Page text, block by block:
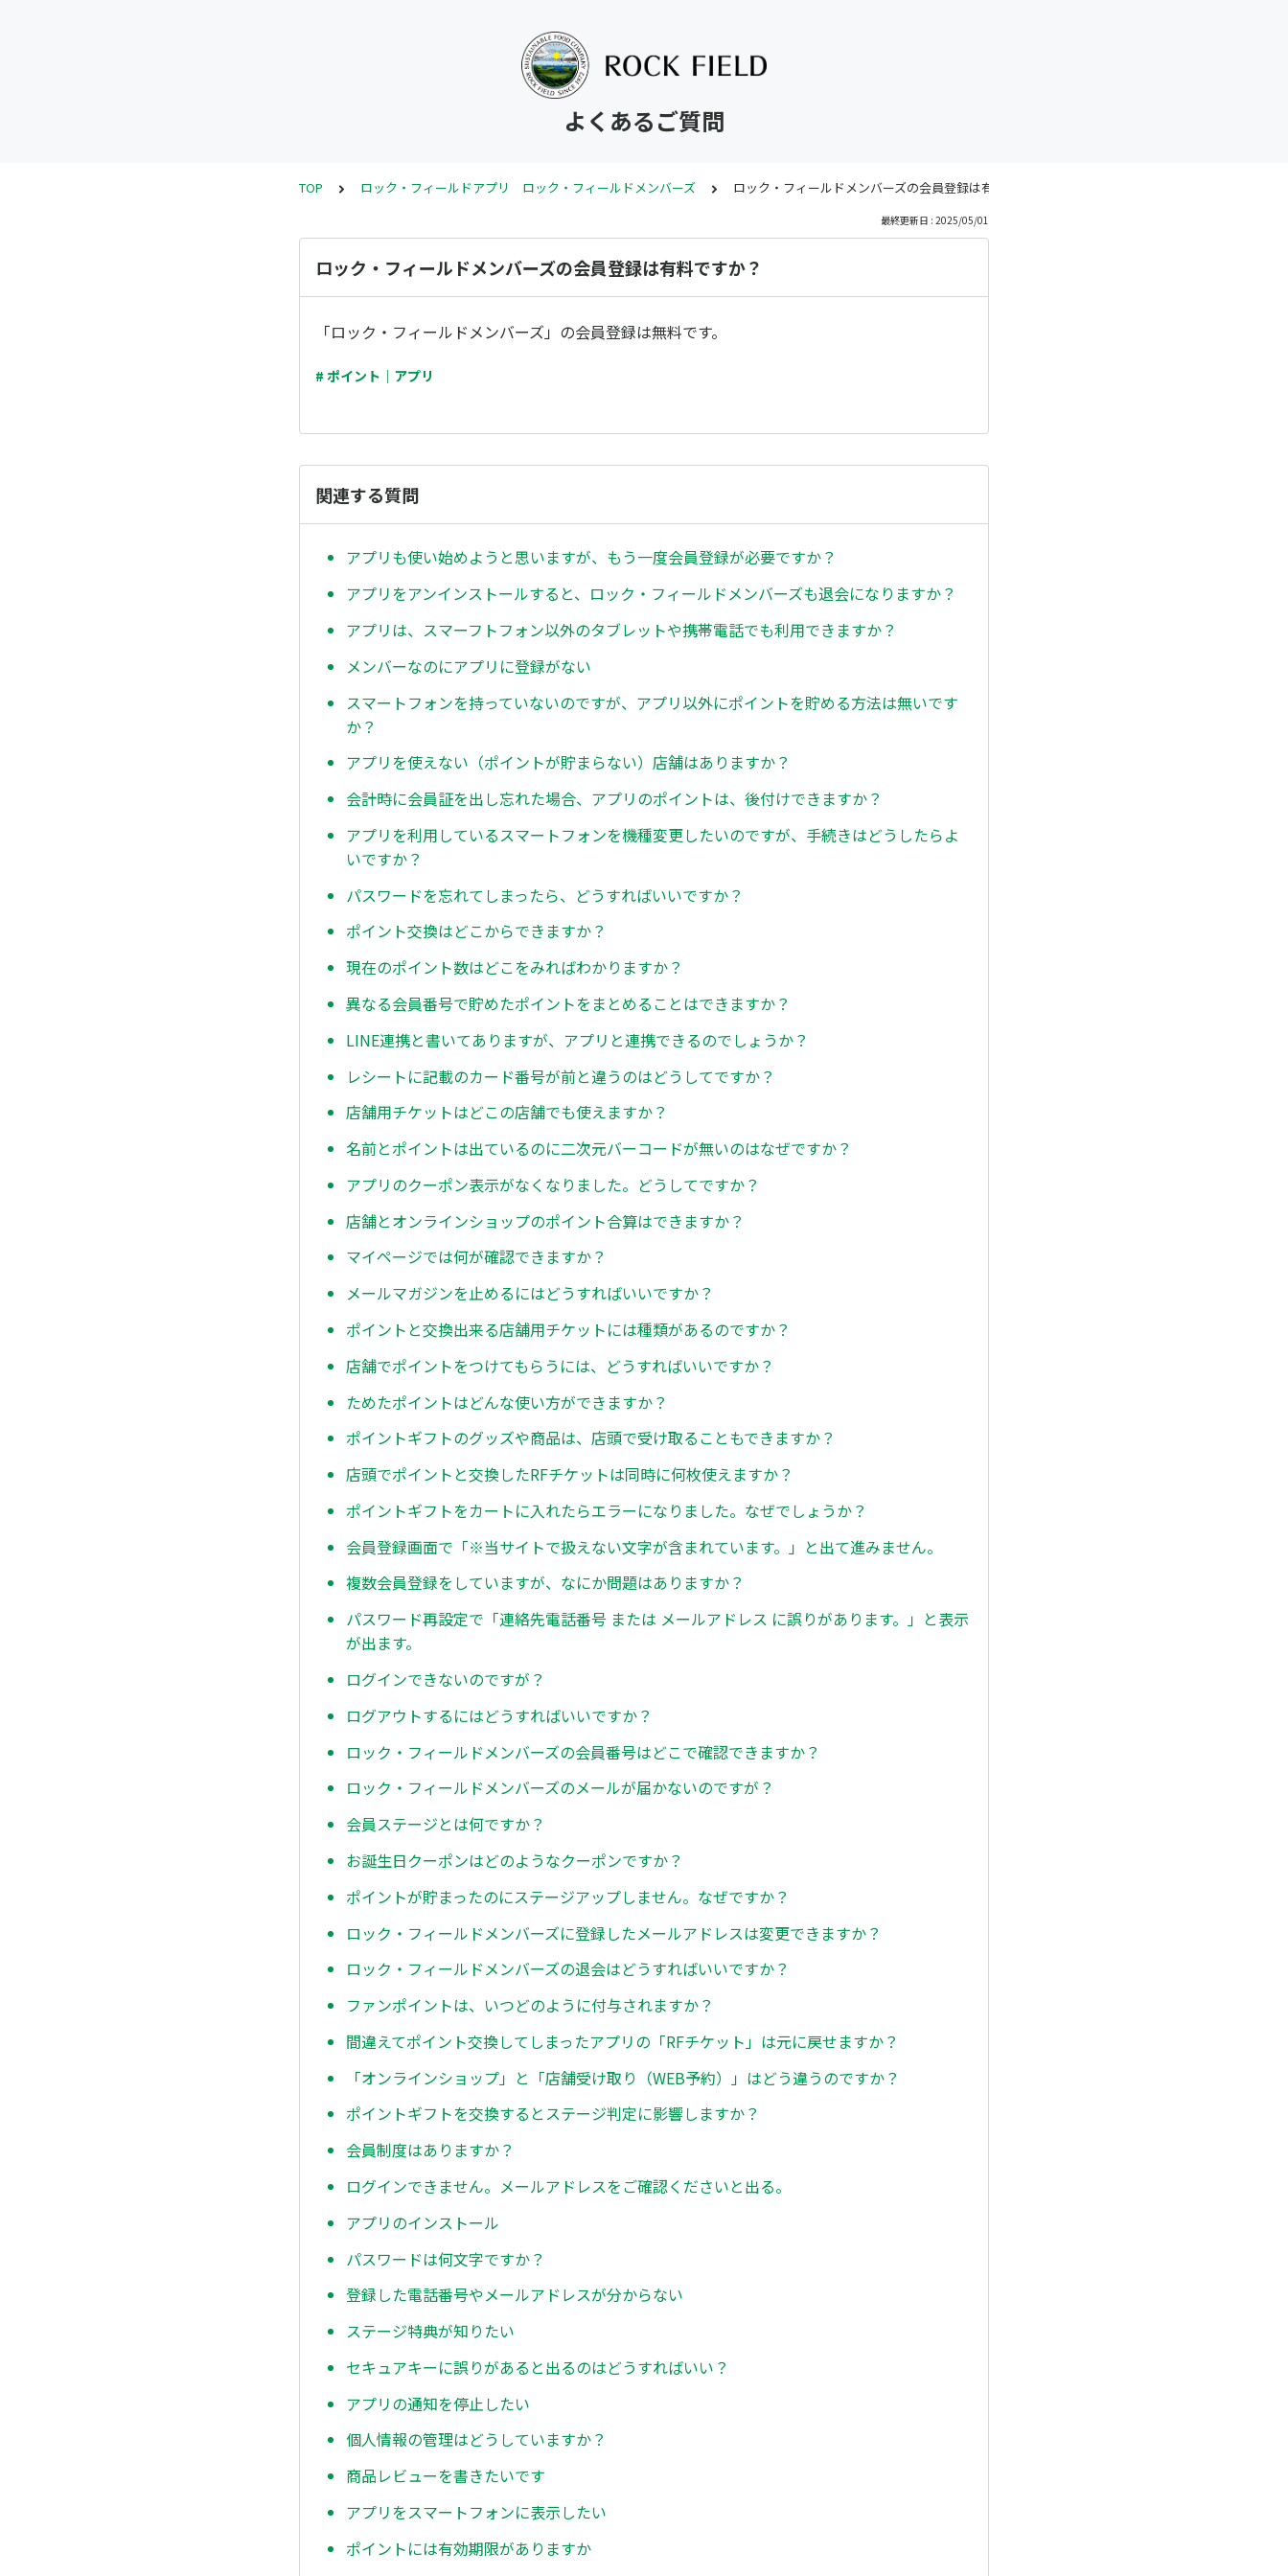
よくあるご質問
TOP ロック・フィールドアプリ ロック・フィールドメンバーズ ロック・フィールドメンバーズの会員登録は有料ですか？
最終更新日 : 2025/05/01
ロック・フィールドメンバーズの会員登録は有料ですか？
「ロック・フィールドメンバーズ」の会員登録は無料です。
# ポイント｜アプリ
関連する質問
アプリも使い始めようと思いますが、もう一度会員登録が必要ですか？
アプリをアンインストールすると、ロック・フィールドメンバーズも退会になりますか？
アプリは、スマーフトフォン以外のタブレットや携帯電話でも利用できますか？
メンバーなのにアプリに登録がない
スマートフォンを持っていないのですが、アプリ以外にポイントを貯める方法は無いです
か？
アプリを使えない（ポイントが貯まらない）店舗はありますか？
会計時に会員証を出し忘れた場合、アプリのポイントは、後付けできますか？
アプリを利用しているスマートフォンを機種変更したいのですが、手続きはどうしたらよ
いですか？
パスワードを忘れてしまったら、どうすればいいですか？
ポイント交換はどこからできますか？
現在のポイント数はどこをみればわかりますか？
異なる会員番号で貯めたポイントをまとめることはできますか？
LINE連携と書いてありますが、アプリと連携できるのでしょうか？
レシートに記載のカード番号が前と違うのはどうしてですか？
店舗用チケットはどこの店舗でも使えますか？
名前とポイントは出ているのに二次元バーコードが無いのはなぜですか？
アプリのクーポン表示がなくなりました。どうしてですか？
店舗とオンラインショップのポイント合算はできますか？
マイページでは何が確認できますか？
メールマガジンを止めるにはどうすればいいですか？
ポイントと交換出来る店舗用チケットには種類があるのですか？
店舗でポイントをつけてもらうには、どうすればいいですか？
ためたポイントはどんな使い方ができますか？
ポイントギフトのグッズや商品は、店頭で受け取ることもできますか？
店頭でポイントと交換したRFチケットは同時に何枚使えますか？
ポイントギフトをカートに入れたらエラーになりました。なぜでしょうか？
会員登録画面で「※当サイトで扱えない文字が含まれています。」と出て進みません。
複数会員登録をしていますが、なにか問題はありますか？
パスワード再設定で「連絡先電話番号 または メールアドレス に誤りがあります。」と表示
が出ます。
ログインできないのですが？
ログアウトするにはどうすればいいですか？
ロック・フィールドメンバーズの会員番号はどこで確認できますか？
ロック・フィールドメンバーズのメールが届かないのですが？
会員ステージとは何ですか？
お誕生日クーポンはどのようなクーポンですか？
ポイントが貯まったのにステージアップしません。なぜですか？
ロック・フィールドメンバーズに登録したメールアドレスは変更できますか？
ロック・フィールドメンバーズの退会はどうすればいいですか？
ファンポイントは、いつどのように付与されますか？
間違えてポイント交換してしまったアプリの「RFチケット」は元に戻せますか？
「オンラインショップ」と「店舗受け取り（WEB予約）」はどう違うのですか？
ポイントギフトを交換するとステージ判定に影響しますか？
会員制度はありますか？
ログインできません。メールアドレスをご確認くださいと出る。
アプリのインストール
パスワードは何文字ですか？
登録した電話番号やメールアドレスが分からない
ステージ特典が知りたい
セキュアキーに誤りがあると出るのはどうすればいい？
アプリの通知を停止したい
個人情報の管理はどうしていますか？
商品レビューを書きたいです
アプリをスマートフォンに表示したい
ポイントには有効期限がありますか